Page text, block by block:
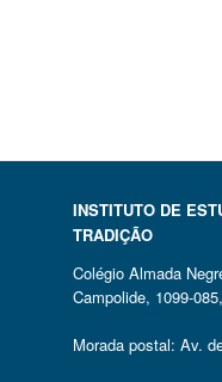
INSTITUTO DE
TRADIÇÃO
Colégio Almada
Campolide, 1099-
Morada postal: Av.